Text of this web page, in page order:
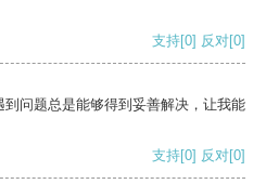
支持[0] 反对[0]
问题总是能够得到妥善解决，让我能
支持[0] 反对[0]